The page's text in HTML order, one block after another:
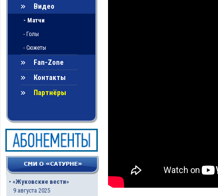
Видео
- Матчи
- Голы
- Сюжеты
Fan-Zone
Контакты
Партнёры
• «Жуковские вести»
9 августа 2025